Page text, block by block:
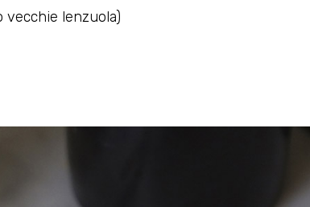
vecchie lenzuola)